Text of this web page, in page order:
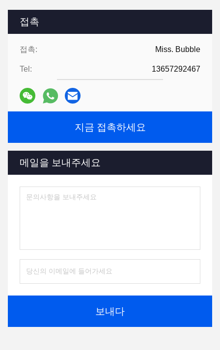
접촉
접촉: Miss. Bubble
Tel: 13657292467
지금 접촉하세요
메일을 보내주세요
보내다